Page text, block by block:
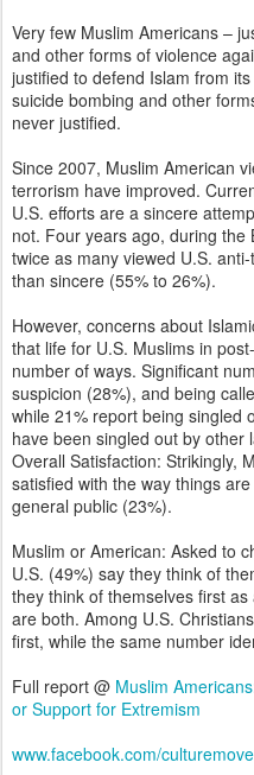
Very few Muslim Americans –
and other forms of violence
justified to defend Islam from
suicide bombing and other
never justified.
Since 2007, Muslim American
terrorism have improved.
U.S. efforts are a sincere
not. Four years ago, during
twice as many viewed U.S.
than sincere (55% to 26%).
However, concerns about
that life for U.S. Muslims in
number of ways. Significant
suspicion (28%), and being
while 21% report being singled
have been singled out by other
Overall Satisfaction: Strikingly,
satisfied with the way things
general public (23%).
Muslim or American: Asked to
U.S. (49%) say they think of
they think of themselves first
are both. Among U.S.
first, while the same number
Full report @ Muslim
or Support for Extremism
www.facebook.com/culturemove